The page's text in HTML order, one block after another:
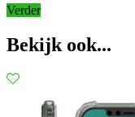
Verder
Bekijk ook...